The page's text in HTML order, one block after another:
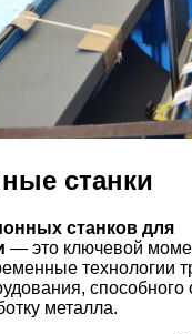
станки
станков для
— это ключевой
технологии
способного
металла.